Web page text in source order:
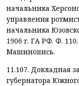
начальника
управления
начальника
1906 г. ГА РФ. Ф.
Машинопись.
11.107. Докладная
губернатора